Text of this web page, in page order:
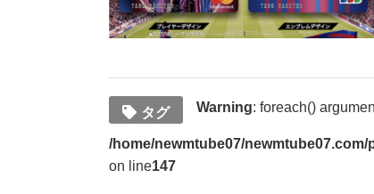
タグ Warning: foreach()
/home/newmtube07/
on line147